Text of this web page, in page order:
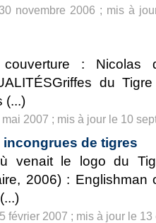
novembre 2006 ; mis à
: Nicolas
du
(...)
2007 ; mis à jour le 10
de tigres
venait le logo du
2006) : Englishman
février 2007 ; mis à jour le 13